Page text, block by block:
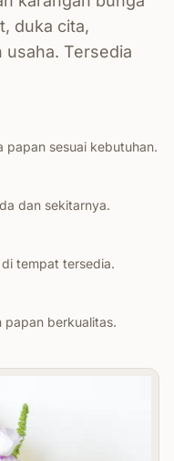
duka cita,
usaha. Tersedia
papan sesuai kebutuhan.
dan sekitarnya.
tempat tersedia.
papan berkualitas.